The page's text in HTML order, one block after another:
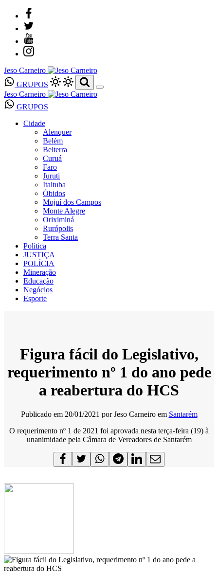
Jeso Carneiro
GRUPOS
Jeso Carneiro
GRUPOS
Cidade
Alenquer
Belém
Belterra
Curuá
Faro
Juruti
Itaituba
Óbidos
Mojuí dos Campos
Monte Alegre
Oriximiná
Rurópolis
Terra Santa
Política
JUSTIÇA
POLÍCIA
Mineração
Educação
Negócios
Esporte
Figura fácil do Legislativo,
requerimento nº 1 do ano pede
a reabertura do HCS
Publicado em 20/01/2021 porJeso Carneiro em Santarém
O requerimento nº 1 de 2021 foi aprovada nesta terça-feira (19) à
unanimidade pela Câmara de Vereadores de Santarém